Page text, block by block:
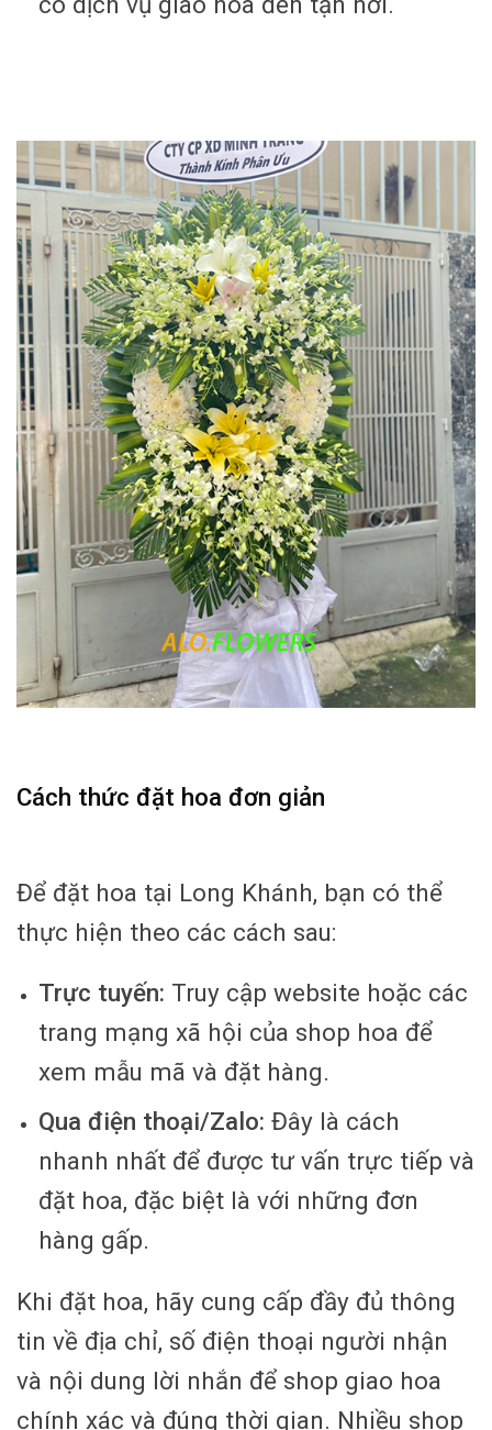
Cách thức đặt hoa đơn giản
Để đặt hoa tại Long Khánh, bạn có thể
thực hiện theo các cách sau:
Trực tuyến: Truy cập website hoặc các
trang mạng xã hội của shop hoa để
xem mẫu mã và đặt hàng.
Qua điện thoại/Zalo: Đây là cách
nhanh nhất để được tư vấn trực tiếp và
đặt hoa, đặc biệt là với những đơn
hàng gấp.
Khi đặt hoa, hãy cung cấp đầy đủ thông
tin về địa chỉ, số điện thoại người nhận
và nội dung lời nhắn để shop giao hoa
chính xác và đúng thời gian. Nhiều shop